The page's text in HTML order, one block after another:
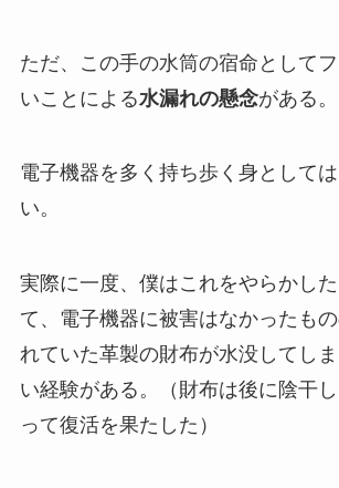
ただ、この手の水筒の宿命として
いことによる水漏れの懸念がある。
電子機器を多く持ち歩く身として
い。
実際に一度、僕はこれをやらかし
て、電子機器に被害はなかったも
れていた革製の財布が水没してし
い経験がある。（財布は後に陰干
って復活を果たした）